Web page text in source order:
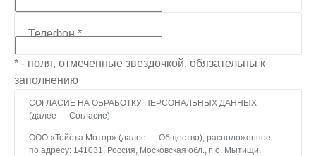
Телефон*
* - поля, отмеченные звездочкой, обязательны к
заполнению
СОГЛАСИЕ НА ОБРАБОТКУ ПЕРСОНАЛЬНЫХ ДАННЫХ
(далее — Согласие)
ООО «Тойота Мотор» (далее — Общество), расположенное
по адресу: 141031, Россия, Московская обл., г. о. Мытищи,